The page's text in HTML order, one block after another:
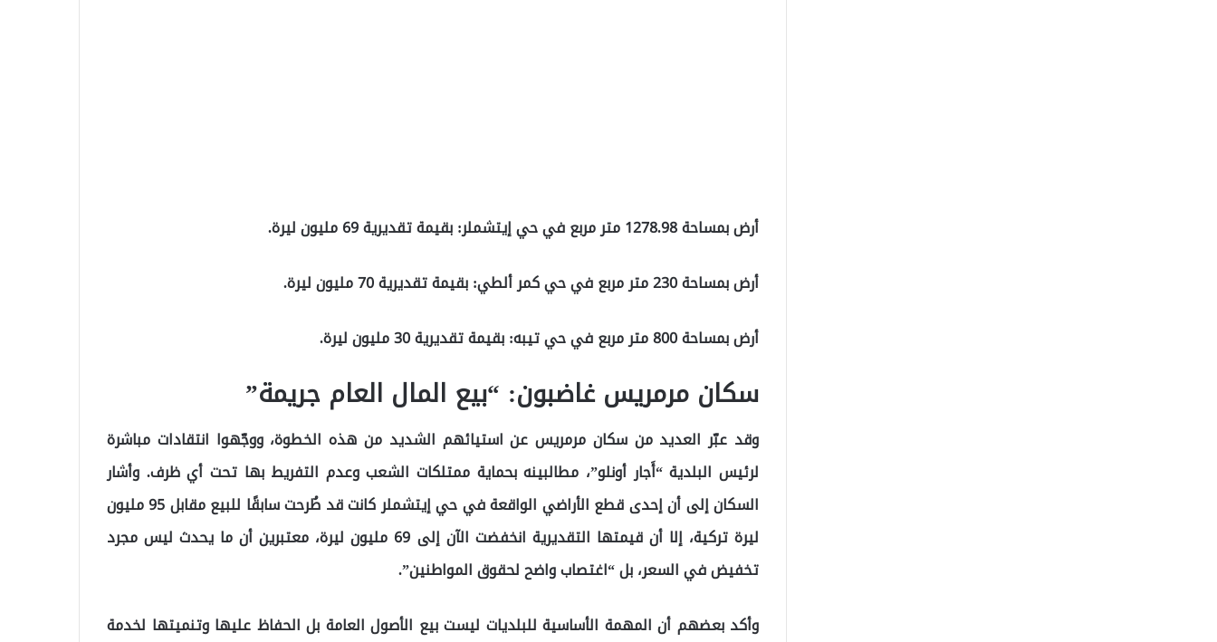
أرض بمساحة 1278.98 متر مربع في حي إيتشملر: بقيمة تقديرية 69 مليون ليرة.
أرض بمساحة 230 متر مربع في حي كمر ألطي: بقيمة تقديرية 70 مليون ليرة.
أرض بمساحة 800 متر مربع في حي تيبه: بقيمة تقديرية 30 مليون ليرة.
سكان مرمريس غاضبون: “بيع المال العام جريمة”
وقد عبّر العديد من سكان مرمريس عن استيائهم الشديد من هذه الخطوة، ووجّهوا انتقادات مباشرة
لرئيس البلدية “أَجار أونلو”، مطالبينه بحماية ممتلكات الشعب وعدم التفريط بها تحت أي ظرف. وأشار
السكان إلى أن إحدى قطع الأراضي الواقعة في حي إيتشملر كانت قد طُرحت سابقًا للبيع مقابل 95 مليون
ليرة تركية، إلا أن قيمتها التقديرية انخفضت الآن إلى 69 مليون ليرة، معتبرين أن ما يحدث ليس مجرد
تخفيض في السعر، بل “اغتصاب واضح لحقوق المواطنين”.
وأكد بعضهم أن المهمة الأساسية للبلديات ليست بيع الأصول العامة بل الحفاظ عليها وتنميتها لخدمة